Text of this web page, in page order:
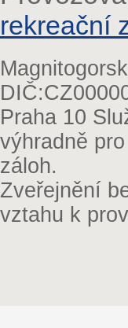
rekreační
Praha 10
výhradně
záloh.
Zveřejnění
vztahu k